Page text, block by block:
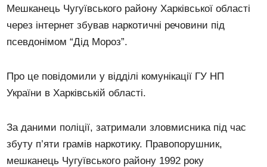
Мешканець Чугуївського району Харківської області
через інтернет збував наркотичні речовини під
псевдонімом “Дід Мороз”.
Про це повідомили у відділі комунікації ГУ НП
України в Харківській області.
За даними поліції, затримали зловмисника під час
збуту п’яти грамів наркотику. Правопорушник,
мешканець Чугуївського району 1992 року